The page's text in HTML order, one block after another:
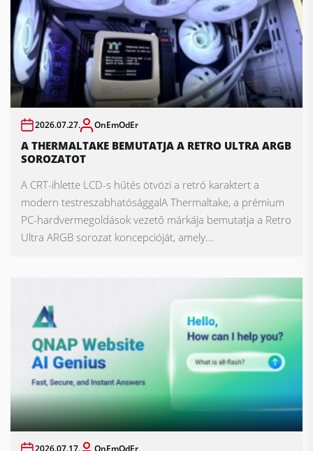
2026.07.27. OnEmOdEr
A THERMALTAKE BEMUTATJA A RETRO ULTRA ARGB
SOROZATOT
A CRT-ihlette LCD-s hűtés ötvözi a retró karaktert a
modern testreszabhatósággalA Thermaltake, a prémium
PC-hardvermegoldások vezető márkája bemutatja a Retro
Ultra ARGB sorozat koncepcióját, amely...